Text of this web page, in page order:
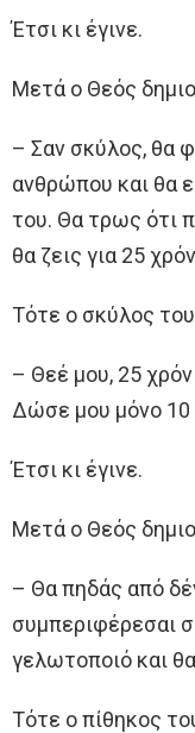
Έτσι κι έγινε.
Μετά ο Θεός
– Σαν σκύλος, θα
ανθρώπου και θα
του. Θα τρως ότι
θα ζεις για 25
Τότε ο σκύλος
– Θεέ μου, 25
Δώσε μου μόνο 10
Έτσι κι έγινε.
Μετά ο Θεός
– Θα πηδάς από
συμπεριφέρεσαι
γελωτοποιό και
Τότε ο πίθηκος